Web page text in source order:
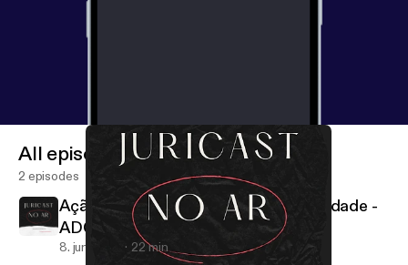
All episodes
2 episodes
Ação Declaratória de Constitucionalidade -
ADC
8. juni 2021 22 min